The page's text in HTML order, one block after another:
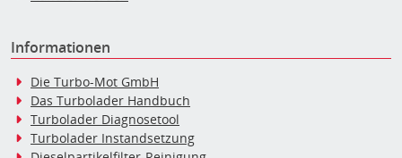
Informationen
Die Turbo-Mot GmbH
Das Turbolader Handbuch
Turbolader Diagnosetool
Turbolader Instandsetzung